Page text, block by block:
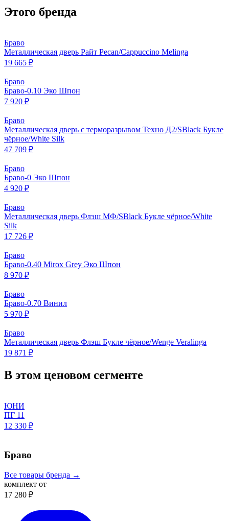
Этого бренда
Браво
Металлическая дверь Райт Pecan/Cappuccino Melinga
19 665 ₽
Браво
Браво-0.10 Эко Шпон
7 920 ₽
Браво
Металлическая дверь с терморазрывом Техно Д2/SBlack Букле
чёрное/White Silk
47 709 ₽
Браво
Браво-0 Эко Шпон
4 920 ₽
Браво
Металлическая дверь Флэш МФ/SBlack Букле чёрное/White
Silk
17 726 ₽
Браво
Браво-0.40 Mirox Grey Эко Шпон
8 970 ₽
Браво
Браво-0.70 Винил
5 970 ₽
Браво
Металлическая дверь Флэш Букле чёрное/Wenge Veralinga
19 871 ₽
В этом ценовом сегменте
ЮНИ
ПГ 11
12 330 ₽
Браво
Все товары бренда →
комплект от
17 280 ₽